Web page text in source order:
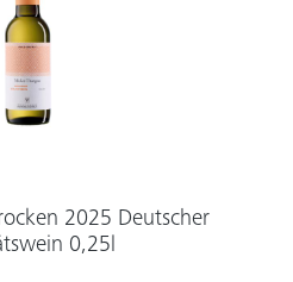
2025 Deutscher
0,25l